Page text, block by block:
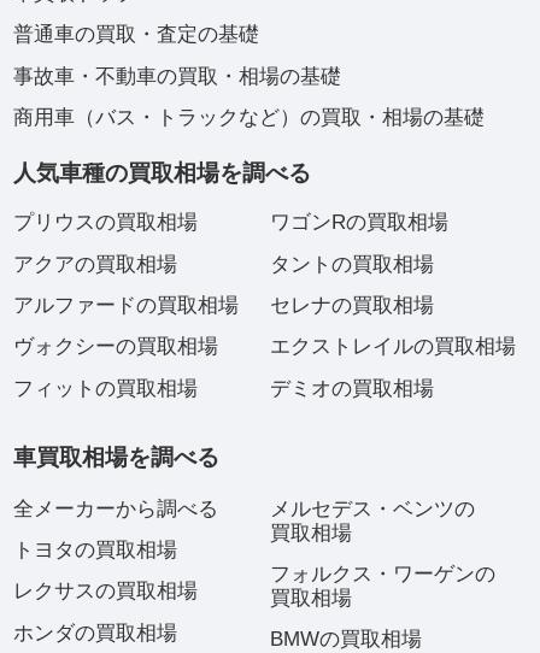
普通車の買取・査定の基礎
事故車・不動車の買取・相場の基礎
商用車（バス・トラックなど）の買取・相場の基礎
人気車種の買取相場を調べる
プリウスの買取相場
アクアの買取相場
アルファードの買取相場
ヴォクシーの買取相場
フィットの買取相場
ワゴンRの買取相場
タントの買取相場
セレナの買取相場
エクストレイルの買取相場
デミオの買取相場
車買取相場を調べる
全メーカーから調べる
トヨタの買取相場
レクサスの買取相場
ホンダの買取相場
メルセデス・ベンツの
買取相場
フォルクス・ワーゲンの
買取相場
BMWの買取相場